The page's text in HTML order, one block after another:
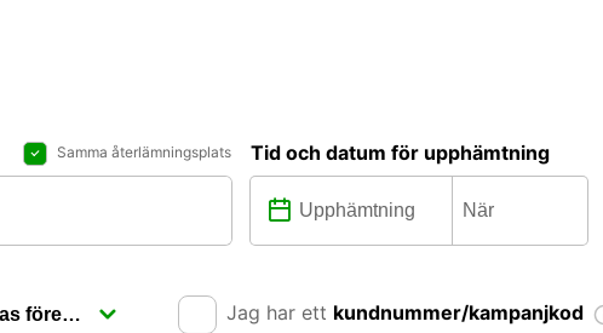
Samma återlämningsplats Tid och datum för upphämtning
Jag har ett kundnummer/kampanjkod